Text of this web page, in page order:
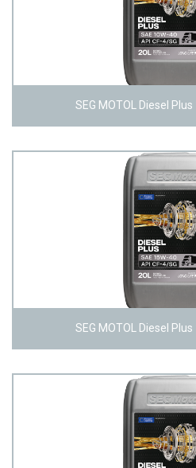
SEG MOTOL Diesel
SEG MOTOL Diesel